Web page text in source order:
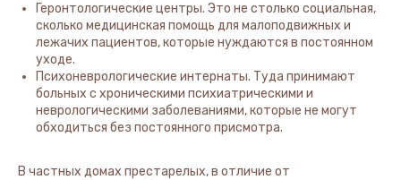
Геронтологические центры. Это не столько социальная,
сколько медицинская помощь для малоподвижных и
лежачих пациентов, которые нуждаются в постоянном
уходе.
Психоневрологические интернаты. Туда принимают
больных с хроническими психиатрическими и
неврологическими заболеваниями, которые не могут
обходиться без постоянного присмотра.
В частных домах престарелых, в отличие от